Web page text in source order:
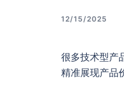
12/15/2025
很多技术型产
精准展现产品